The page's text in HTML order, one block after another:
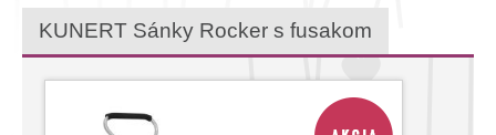
KUNERT Sánky Rocker s fusakom